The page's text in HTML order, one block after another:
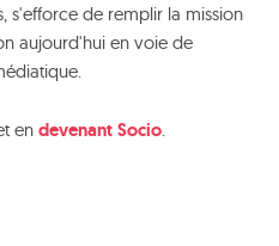
s'efforce de remplir la mission
aujourd'hui en voie de
en devenant Socio.